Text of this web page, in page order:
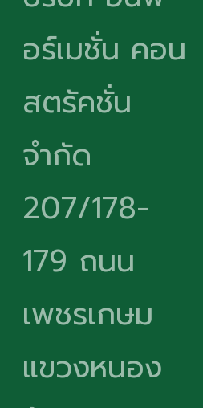
อร์เมชั่น คอน
สตรัคชั่น
จำกัด
207/178-
179 ถนน
เพชรเกษม
แขวงหนอง